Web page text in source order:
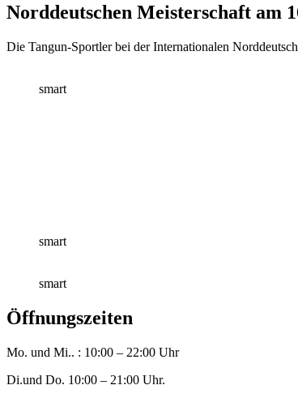
Norddeutschen Meisterschaft am
Die Tangun-Sportler bei der Internationalen
smart
smart
smart
Öffnungszeiten
Mo. und Mi.. : 10:00 – 22:00 Uhr
Di.und Do. 10:00 – 21:00 Uhr.